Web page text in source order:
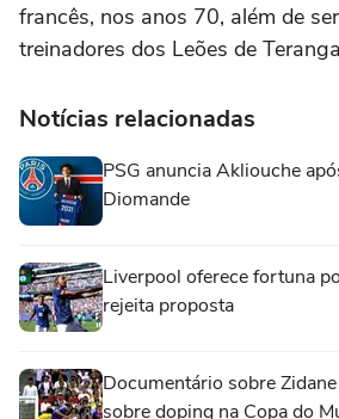
francês, nos anos 70, além de
treinadores dos Leões de
Notícias relacionadas
PSG anuncia Akliouche
Diomande
Liverpool oferece fortuna
rejeita proposta
Documentário sobre
sobre doping na Copa do